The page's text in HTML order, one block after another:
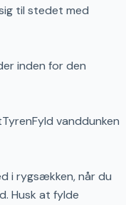
til stedet med
inden for den
vanddunken
i rygsækken, når du
Husk at fylde